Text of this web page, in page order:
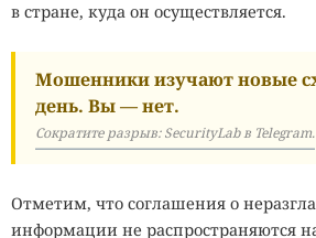
в стране, куда он осуществляется.
Мошенники изучают новые
день. Вы — нет.
Сократите разрыв: SecurityLab в Telegram.
Отметим, что соглашения о
информации не распространяются